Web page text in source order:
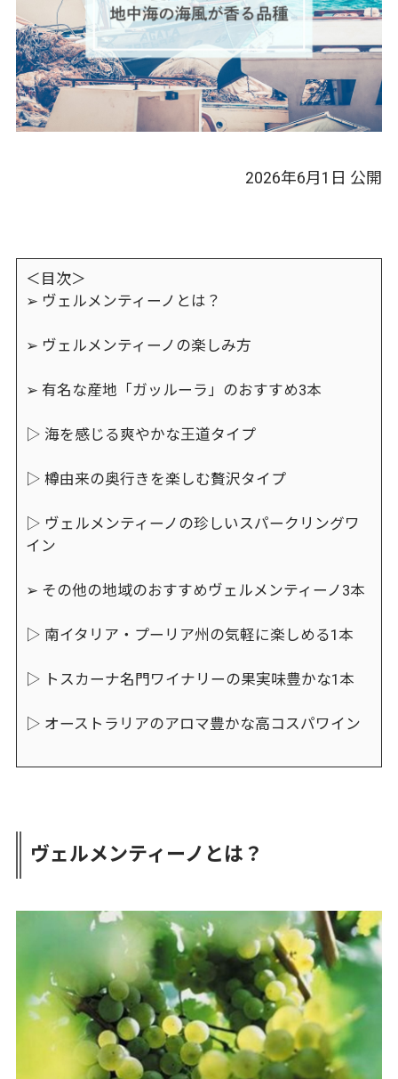
2026年6月1日 公開
＜目次＞
➢ ヴェルメンティーノとは？
➢ ヴェルメンティーノの楽しみ方
➢ 有名な産地「ガッルーラ」のおすすめ3本
▷ 海を感じる爽やかな王道タイプ
▷ 樽由来の奥行きを楽しむ贅沢タイプ
▷ ヴェルメンティーノの珍しいスパークリングワ
イン
➢ その他の地域のおすすめヴェルメンティーノ3本
▷ 南イタリア・プーリア州の気軽に楽しめる1本
▷ トスカーナ名門ワイナリーの果実味豊かな1本
▷ オーストラリアのアロマ豊かな高コスパワイン
ヴェルメンティーノとは？